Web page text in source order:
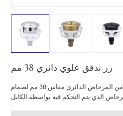
زر تدفق علوي دائري 38 مم
تم تصميم زر تدفق الجزء العلوي من المرحاض الدائري مقاس 38 مم لصمام